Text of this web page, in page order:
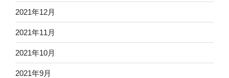
2021年12月
2021年11月
2021年10月
2021年9月